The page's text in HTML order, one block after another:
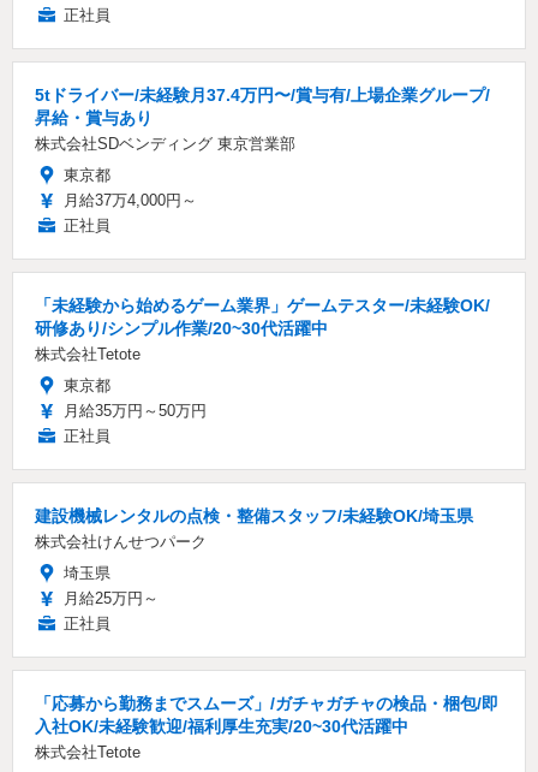
正社員
5tドライバー/未経験月37.4万円〜/賞与有/上場企業グループ/
昇給・賞与あり
株式会社SDベンディング 東京営業部
東京都
月給37万4,000円～
正社員
「未経験から始めるゲーム業界」ゲームテスター/未経験OK/
研修あり/シンプル作業/20~30代活躍中
株式会社Tetote
東京都
月給35万円～50万円
正社員
建設機械レンタルの点検・整備スタッフ/未経験OK/埼玉県
株式会社けんせつパーク
埼玉県
月給25万円～
正社員
「応募から勤務までスムーズ」/ガチャガチャの検品・梱包/即
入社OK/未経験歓迎/福利厚生充実/20~30代活躍中
株式会社Tetote